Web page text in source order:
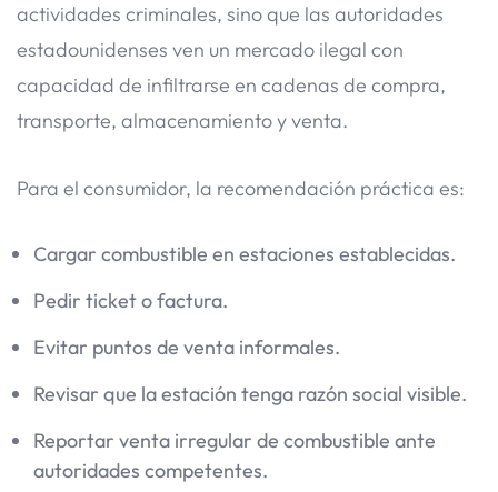
actividades criminales, sino que las autoridades
estadounidenses ven un mercado ilegal con
capacidad de infiltrarse en cadenas de compra,
transporte, almacenamiento y venta.
Para el consumidor, la recomendación práctica es:
Cargar combustible en estaciones establecidas.
Pedir ticket o factura.
Evitar puntos de venta informales.
Revisar que la estación tenga razón social visible.
Reportar venta irregular de combustible ante
autoridades competentes.